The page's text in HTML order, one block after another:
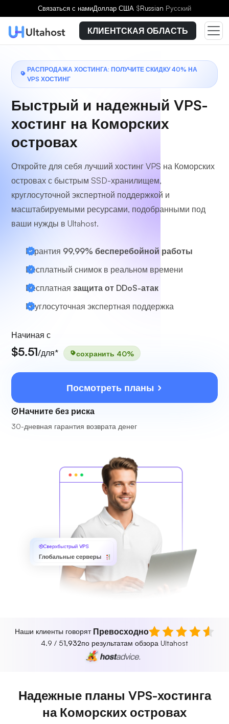
Связаться с намиДоллар США $Russian Русский
КЛИЕНТСКАЯ ОБЛАСТЬ
РАСПРОДАЖА ХОСТИНГА: ПОЛУЧИТЕ СКИДКУ 40% НА
VPS ХОСТИНГ
Быстрый и надежный VPS-
хостинг на Коморских
островах
Откройте для себя лучший хостинг VPS на Коморских
островах с быстрым SSD-хранилищем,
круглосуточной экспертной поддержкой и
масштабируемыми ресурсами, подобранными под
ваши нужды в Ultahost.
Гарантия 99,99% бесперебойной работы
Бесплатный снимок в реальном времени
Бесплатная защита от DDoS-атак
Круглосуточная экспертная поддержка
Начиная с
$5.51/для* сохранить 40%
Посмотреть планы
Начните без риска
30-дневная гарантия возврата денег
Сверхбыстрый VPS
Глобальные серверы
Наши клиенты говорят Превосходно
4.9 / 51,932по результатам обзора Ultahost
Надежные планы VPS-хостинга
на Коморских островах